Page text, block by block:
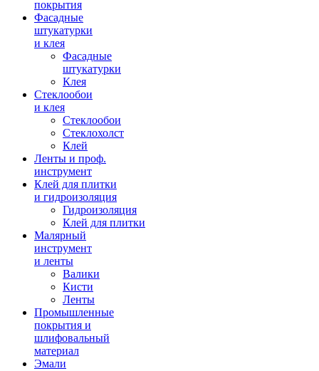
покрытия
Фасадные
штукатурки
и клея
Фасадные
штукатурки
Клея
Стеклообои
и клея
Стеклообои
Стеклохолст
Клей
Ленты и проф.
инструмент
Клей для плитки
и гидроизоляция
Гидроизоляция
Клей для плитки
Малярный
инструмент
и ленты
Валики
Кисти
Ленты
Промышленные
покрытия и
шлифовальный
материал
Эмали